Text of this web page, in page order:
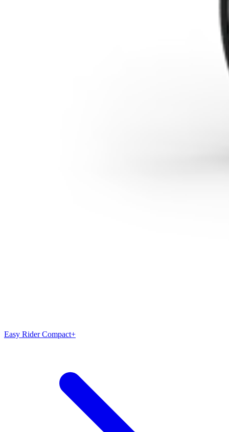
Easy Rider Compact+